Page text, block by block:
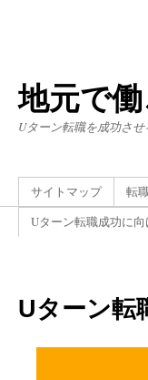
地元で働
Uターン転職を成功さ
サイトマップ 転
Uターン転職成功に向
Uターン転